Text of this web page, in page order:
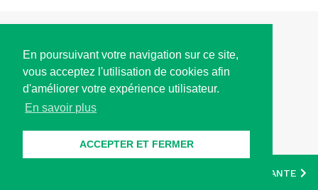
En poursuivant votre navigation sur ce site,
vous acceptez l'utilisation de cookies afin
d'améliorer votre expérience utilisateur.
En savoir plus
ACCEPTER ET FERMER
SUIVANTE
HORAIRES D'OUVERTURE